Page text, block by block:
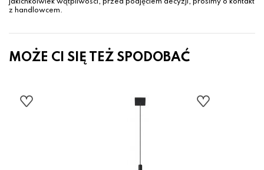
jakichkolwiek wątpliwości, przed podjęciem decyzji, prosimy o kontakt
z handlowcem.
MOŻE CI SIĘ TEŻ SPODOBAĆ